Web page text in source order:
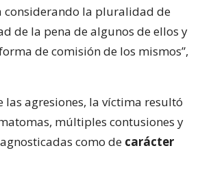
considerando la pluralidad de
de la pena de algunos de ellos y
de comisión de los mismos”,
las agresiones, la víctima resultó
múltiples contusiones y
como de carácter